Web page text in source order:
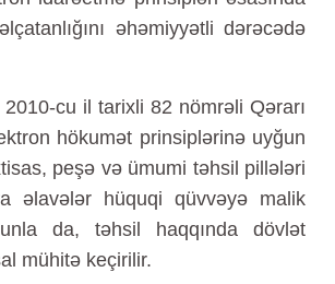
əhəmiyyətli dərəcədə
cu il tarixli 82 nömrəli Qərarı
hökumət prinsiplərinə uyğun
peşə və ümumi təhsil pillələri
əlavələr hüquqi qüvvəyə malik
da, təhsil haqqında dövlət
mühitə keçirilir.